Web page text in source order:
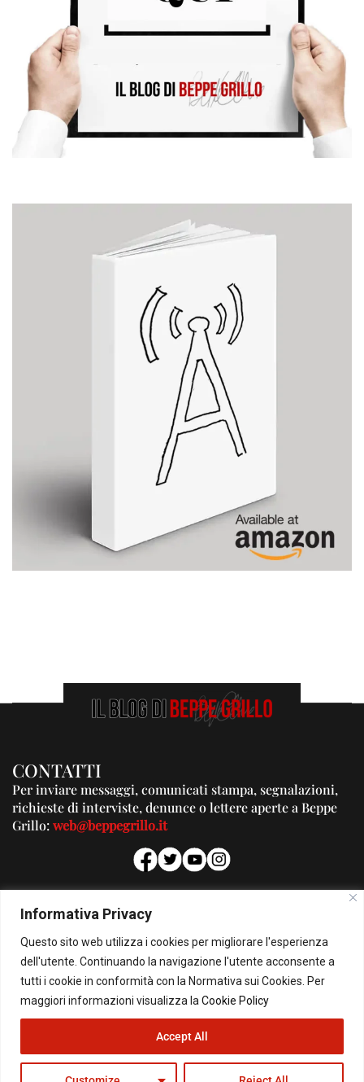
Informativa Privacy
Questo sito web utilizza i cookies per migliorare l'esperienza
dell'utente. Continuando la navigazione l'utente acconsente a
tutti i cookie in conformità con la Normativa sui Cookies. Per
maggiori informazioni visualizza la Cookie Policy
Accept All
CONTATTI
Per inviare messaggi, comunicati stampa, segnalazioni,
richieste di interviste, denunce o lettere aperte a Beppe
Grillo:web@beppegrillo.it
PUBBLICITA'
Per la tua pubblicità su questo Blog:
pubblicita@beppegrillo.it
© Copyright 2026 - Il Blog di Beppe Grillo. All Rights Reserved - Powered by
happygrafic.com